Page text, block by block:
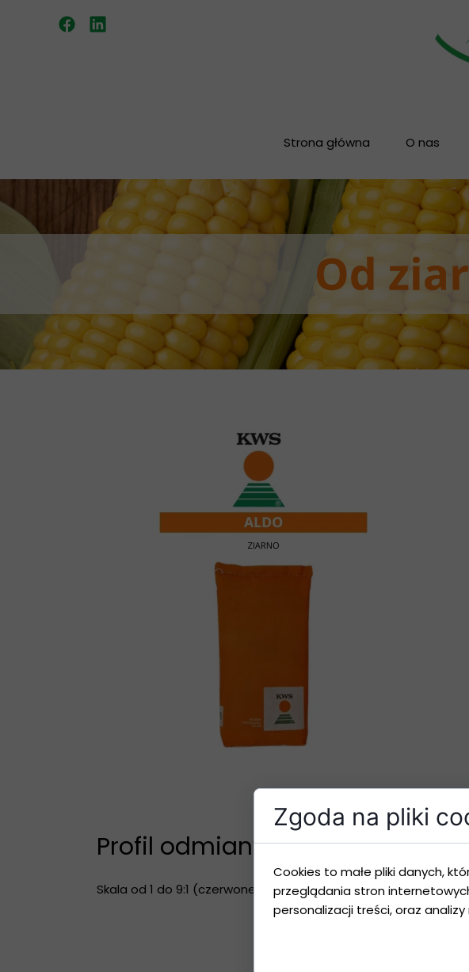
Strona główna O nas
Profil odmiany
Skala od 1 do 9:1 (czerwone pole) ocena najniższa, 9 (zielone
Zgoda na pliki
Cookies to małe pliki danych,
przeglądania stron
personalizacji treści, oraz